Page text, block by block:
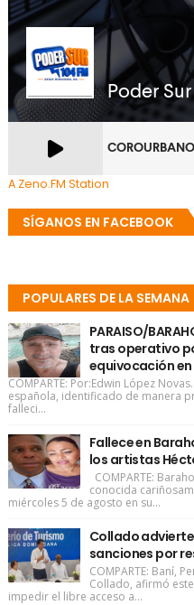
A Zeno.FM Station
SÍGANOS EN FACEBOOK
POPULARES DE LA SEMANA
PARAISO/
tras operativo
equivocación
COMPARTE: Por:Edwin López
española, identificado de manera
falleci...
Fallece en
los artistas
COMPARTE:
conocida
miércoles 5 de agosto en su...
Collado
sanciones por
COMPARTE: Baní,
Collado, afirmó
impedir el libre acceso a...